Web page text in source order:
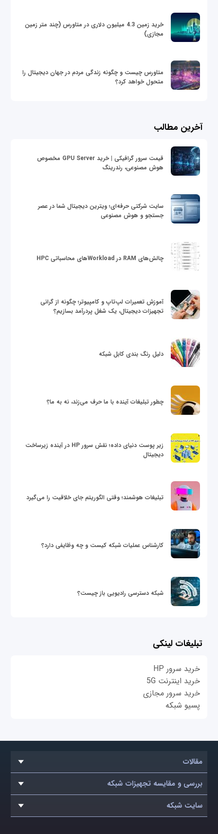
خرید زمین 4.3 میلیون دلاری در متاورس (چند متر زمین
مجازی)
متاورس چیست و چگونه زندگی مردم در جهان دیجیتال را
متحول خواهد کرد؟
آخرین مطالب
قیمت سرور گرافیکی | خرید GPU Server مخصوص
هوش مصنوعی، رندرینگ
سایت شرکتی حرفه‌ای؛ ویترین دیجیتال شما در عصر
جستجو و هوش مصنوعی
چالش‌های RAM در Workloadهای محاسباتی HPC
آموزش تعمیرات لپ‌تاپ و کامپیوتر؛ چگونه از گرانی
تجهیزات دیجیتال، یک شغل پردرآمد بسازیم؟
دلیل رنگ بندی کابل شبکه
چطور تبلیغات آینده با ما حرف می‌زند، نه به ما؟
زیر پوست دنیای داده؛ نقش سرور HP در آینده زیرساخت
دیجیتال
تبلیغات هوشمند؛ وقتی الگوریتم جای خلاقیت را می‌گیرد
کارشناس عملیات شبکه کیست و چه وظایفی دارد؟
شبکه دسترسی رادیویی باز چیست؟
تبلیغات لینکی
خرید سرور HP
خرید اینترنت 5G
خرید سرور مجازی
پسیو شبکه
مقالات
بررسی و مقایسه تجهیزات شبکه
سایت شبکه